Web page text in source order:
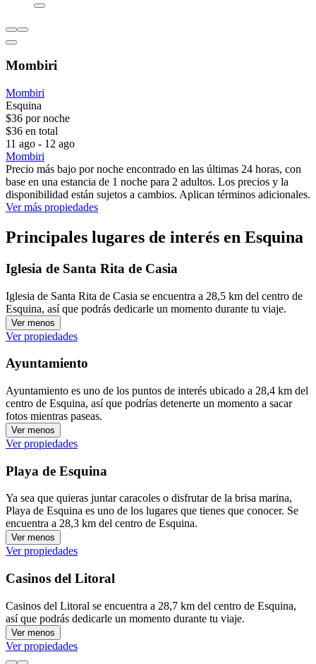
Mombiri
Mombiri
Esquina
$36 por noche
$36 en total
11 ago - 12 ago
Mombiri
Precio más bajo por noche encontrado en las últimas 24 horas, con
base en una estancia de 1 noche para 2 adultos. Los precios y la
disponibilidad están sujetos a cambios. Aplican términos adicionales.
Ver más propiedades
Principales lugares de interés en Esquina
Iglesia de Santa Rita de Casia
Iglesia de Santa Rita de Casia se encuentra a 28,5 km del centro de
Esquina, así que podrás dedicarle un momento durante tu viaje.
Ver menos
Ver propiedades
Ayuntamiento
Ayuntamiento es uno de los puntos de interés ubicado a 28,4 km del
centro de Esquina, así que podrías detenerte un momento a sacar
fotos mientras paseas.
Ver menos
Ver propiedades
Playa de Esquina
Ya sea que quieras juntar caracoles o disfrutar de la brisa marina,
Playa de Esquina es uno de los lugares que tienes que conocer. Se
encuentra a 28,3 km del centro de Esquina.
Ver menos
Ver propiedades
Casinos del Litoral
Casinos del Litoral se encuentra a 28,7 km del centro de Esquina,
así que podrás dedicarle un momento durante tu viaje.
Ver menos
Ver propiedades